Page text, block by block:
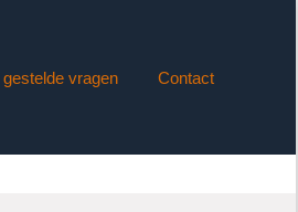
gestelde vragen Contact